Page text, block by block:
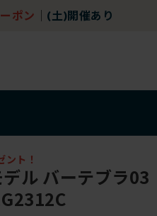
ポン (土)開催あり
ト！
ル バーテブラ03